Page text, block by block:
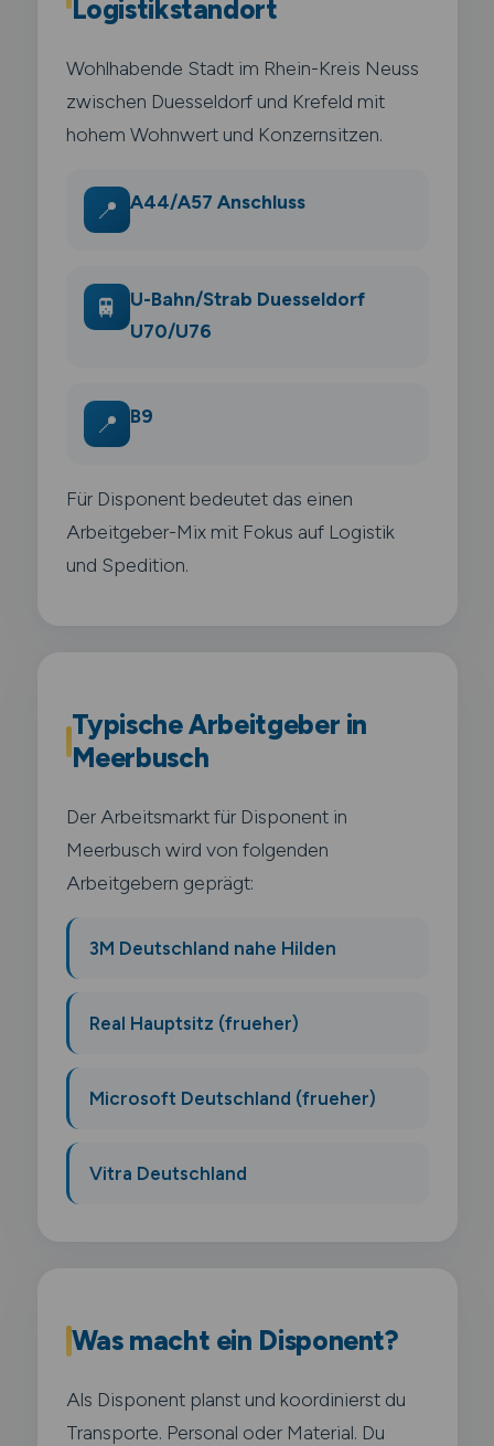
Logistikstandort
Wohlhabende Stadt im Rhein-Kreis Neuss
zwischen Duesseldorf und Krefeld mit
hohem Wohnwert und Konzernsitzen.
📍 A44/A57 Anschluss
🚆
U-Bahn/Strab Duesseldorf
U70/U76
📍 B9
Für Disponent bedeutet das einen
Arbeitgeber-Mix mit Fokus auf Logistik
und Spedition.
Typische Arbeitgeber in
Meerbusch
Der Arbeitsmarkt für Disponent in
Meerbusch wird von folgenden
Arbeitgebern geprägt:
3M Deutschland nahe Hilden
Real Hauptsitz (frueher)
Microsoft Deutschland (frueher)
Vitra Deutschland
Was macht ein Disponent?
Als Disponent planst und koordinierst du
Transporte. Personal oder Material. Du